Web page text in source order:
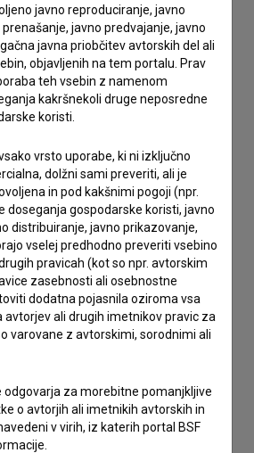
pogojein dajem soglasje za
in obdelavo osebnih podatkov.
javno reproduciranje, javno
javno predvajanje, javno
javna priobčitev avtorskih del ali
objavljenih na tem portalu. Prav
teh vsebin z namenom
kakršnekoli druge neposredne
koristi.
vrsto uporabe, ki ni izključno
dolžni sami preveriti, ali je
in pod kakšnimi pogoji (npr.
doseganja gospodarske koristi, javno
distribuiranje, javno prikazovanje,
vselej predhodno preveriti vsebino
pravicah (kot so npr. avtorskim
zasebnosti ali osebnostne
dodatna pojasnila oziroma vsa
avtorjev ali drugih imetnikov pravic za
varovane z avtorskimi, sorodnimi ali
odgovarja za morebitne pomanjkljive
o avtorjih ali imetnikih avtorskih in
v virih, iz katerih portal BSF